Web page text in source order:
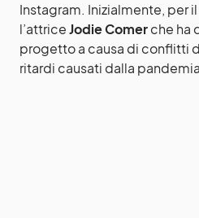
Instagram. Inizialmente, per
l’attriceJodie Comerche ha
progetto a causa di conflitti
ritardi causati dalla